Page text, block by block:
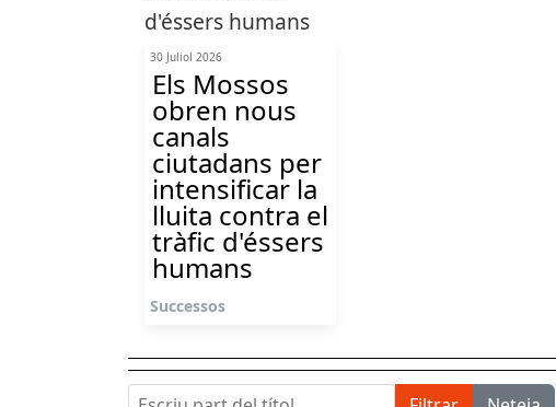
30 Juliol 2026
Els Mossos
obren nous
canals
ciutadans per
intensificar la
lluita contra el
tràfic d'éssers
humans
Successos
Escriu part del títol